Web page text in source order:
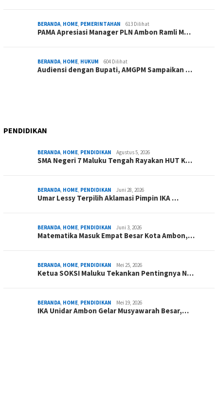
BERANDA, HOME, PEMERINTAHAN 613 Dilihat
PAMA Apresiasi Manager PLN Ambon Ramli M…
BERANDA, HOME, HUKUM 604 Dilihat
Audiensi dengan Bupati, AMGPM Sampaikan …
PENDIDIKAN
BERANDA, HOME, PENDIDIKAN Agustus 5, 2026
SMA Negeri 7 Maluku Tengah Rayakan HUT K…
BERANDA, HOME, PENDIDIKAN Juni 28, 2026
Umar Lessy Terpilih Aklamasi Pimpin IKA …
BERANDA, HOME, PENDIDIKAN Juni 3, 2026
Matematika Masuk Empat Besar Kota Ambon,…
BERANDA, HOME, PENDIDIKAN Mei 25, 2026
Ketua SOKSI Maluku Tekankan Pentingnya N…
BERANDA, HOME, PENDIDIKAN Mei 19, 2026
IKA Unidar Ambon Gelar Musyawarah Besar,…